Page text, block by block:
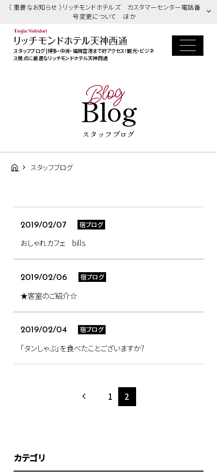
（ 重要なお知らせ ）リッチモンドホテルズ カスタマーセンター電話番
号変更について ほか
スタッフブログ |博多・中洲・福岡空港まで好アクセス！観光・ビジネ
ス拠点に最適なリッチモンドホテル天神西通
Blog
Blog
スタッフブログ
スタッフブログ
2019/02/07 宿ブログ
おしゃれカフェ bills
2019/02/06 宿ブログ
★客室のご紹介☆
2019/02/04 宿ブログ
｢タンしゃぶ｣を食べたことございますか?
1 2
カテゴリ